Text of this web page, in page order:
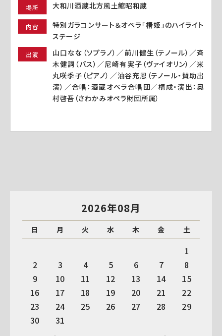
場所 大和川酒蔵北方風土館昭和蔵
内容
特別ガラコンサート＆オペラ「椿姫」のハイライト
ステージ
出演
山口なな（ソプラノ）／前川健生（テノール）／斉
木健詞（バス）／尼崎有実子（ヴァイオリン）／米
丸咲季子（ピアノ）／油谷充恩（テノール・賛助出
演）／合唱：酒蔵オペラ合唱団／構成・演出：奥
村啓吾（さわかみオペラ財団所属）
2026年08月
日 月 火 水 木 金 土
1
2
3 4 5 6 7
8
9
10 11 12 13 14
15
16
17 18 19 20 21
22
23
24 25 26 27 28
29
30
31